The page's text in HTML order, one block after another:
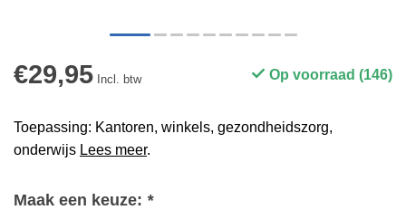
€29,95 Incl. btw Op voorraad (146)
Toepassing: Kantoren, winkels, gezondheidszorg,
onderwijs Lees meer.
Maak een keuze: *